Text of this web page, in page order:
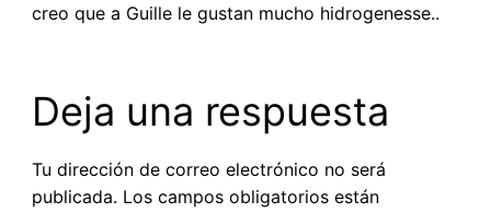
creo que a Guille le gustan mucho hidrogenesse..
Deja una respuesta
Tu dirección de correo electrónico no será
publicada. Los campos obligatorios están